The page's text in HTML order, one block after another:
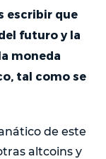
escribir que
futuro y la
moneda
tal como se
de este
altcoins y